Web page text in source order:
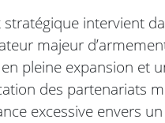
stratégique intervient
majeur
pleine expansion et
des partenariats
excessive envers